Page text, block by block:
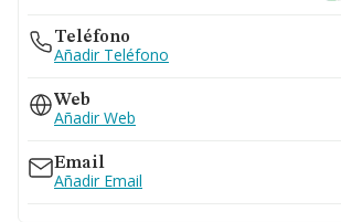
Teléfono
Añadir Teléfono
Web
Añadir Web
Email
Añadir Email